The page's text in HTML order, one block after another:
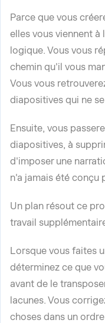
Parce que vous
elles vous viennent
logique. Vous vous
chemin qu'il vous
Vous vous
diapositives qui ne
Ensuite, vous
diapositives, à
d'imposer une
n'a jamais été conçu
Un plan résout ce
travail
Lorsque vous faites
déterminez ce que
avant de le
lacunes. Vous
choses dans un